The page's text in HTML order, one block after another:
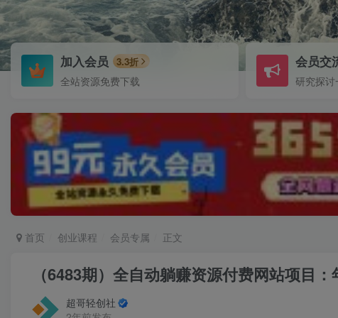
加入会员 3.3折
全站资源免费下载
会员交
研究探
首页 创业课程 会员专属 正文
（6483期）全自动躺赚资源付费网站项目
超哥轻创社